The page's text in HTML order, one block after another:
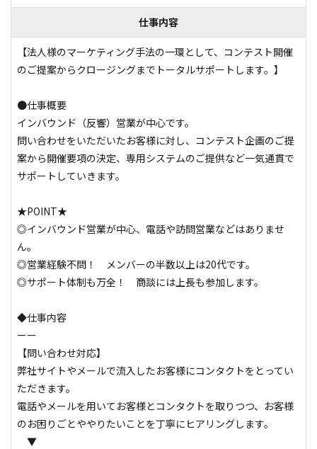
仕事内容
【法人様のマーケティング手法の一環として、コンテスト開催
のご提案からクロージングまでトータルサポートします。】
●仕事概要
インバウンド（反響）営業が中心です。
問い合わせをいただいたお客様に対し、コンテスト企画のご提
案から開催要項の決定、専用システムのご提供など一気通貫で
サポートしていきます。
★POINT★
◎インバウンド営業が中心、電話や訪問営業などはありませ
ん。
◎営業経験不問！　メンバーの半数以上は20代です。
◎サポート体制も万全！　商談には上長も参加します。
◆仕事内容
ーー
【問い合わせ対応】
弊社サイトやメールで流入したお客様にコンタクトをとってい
ただきます。
電話やメールを用いてお客様とコンタクトを取りつつ、お客様
のお困りごとややりたいことを丁寧にヒアリングします。
▼